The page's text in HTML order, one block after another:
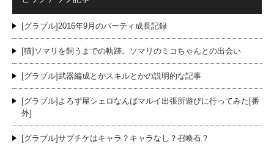
[グラブル]2016年9月のパーティ成長記録
[猫]ソマリを飼うまでの軌跡。ソマリのミコちゃんとの出会い
[グラブル]武器編成とかスキルとかの説明的な記事
[グラブル]よろず屋シェロなんばマルイ出張所遊びに行ってみた[番
外]
[グラブル]サプチケはキャラ？キャラなし？召喚石？